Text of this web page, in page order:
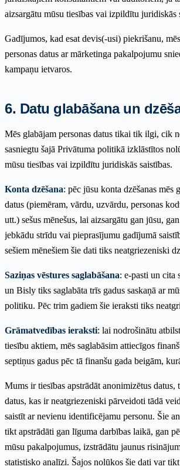
aizsargātu mūsu tiesības vai izpildītu juridiskās
Gadījumos, kad esat devis(-usi) piekrišanu,
personas datus ar mārketinga pakalpojumu
kampaņu ietvaros.
6. Datu glabāšana un
Mēs glabājam personas datus tikai tik ilgi, cik
sasniegtu šajā Privātuma politikā izklāstītos
mūsu tiesības vai izpildītu juridiskās saistības.
Konta dzēšana: pēc jūsu konta dzēšanas mēs
datus (piemēram, vārdu, uzvārdu, personas
utt.) sešus mēnešus, lai aizsargātu gan jūsu,
jebkādu strīdu vai pieprasījumu gadījumā
sešiem mēnešiem šie dati tiks neatgriezeniski
Saziņas vēstures saglabāšana: e-pasti un cita
un Bisly tiks saglabāta trīs gadus saskaņā ar
politiku. Pēc trim gadiem šie ieraksti tiks
Grāmatvedības ieraksti: lai nodrošinātu
tiesību aktiem, mēs saglabāsim attiecīgos
septiņus gadus pēc tā finanšu gada beigām,
Mums ir tiesības apstrādāt anonimizētus datus,
datus, kas ir neatgriezeniski pārveidoti tādā
saistīt ar nevienu identificējamu personu. Šie
tikt apstrādāti gan līguma darbības laikā, gan
mūsu pakalpojumus, izstrādātu jaunus
statistisko analīzi. Šajos nolūkos šie dati var